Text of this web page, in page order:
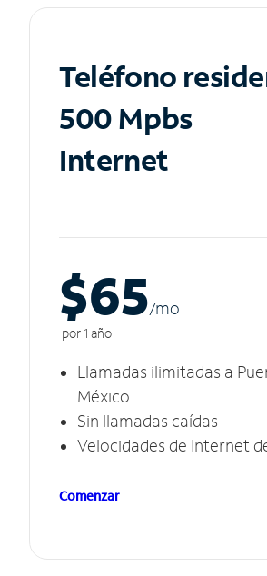
Teléfono
500 Mpbs
Internet
$65/mo
por 1 año
Llamadas ilimitadas a
México
Sin llamadas caídas
Velocidades de Internet
Comenzar